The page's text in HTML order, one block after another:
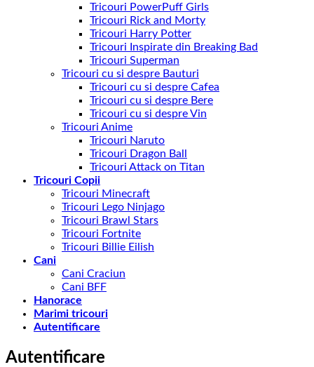
Tricouri PowerPuff Girls
Tricouri Rick and Morty
Tricouri Harry Potter
Tricouri Inspirate din Breaking Bad
Tricouri Superman
Tricouri cu si despre Bauturi
Tricouri cu si despre Cafea
Tricouri cu si despre Bere
Tricouri cu si despre Vin
Tricouri Anime
Tricouri Naruto
Tricouri Dragon Ball
Tricouri Attack on Titan
Tricouri Copii
Tricouri Minecraft
Tricouri Lego Ninjago
Tricouri Brawl Stars
Tricouri Fortnite
Tricouri Billie Eilish
Cani
Cani Craciun
Cani BFF
Hanorace
Marimi tricouri
Autentificare
Autentificare